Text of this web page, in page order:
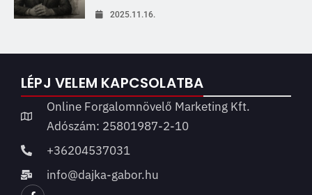
2025.11.16.
LÉPJ VELEM KAPCSOLATBA
Online Forgalomnövelő Marketing Kft.
Adószám: 25801987-2-10
+36204537031
info@dajka-gabor.hu